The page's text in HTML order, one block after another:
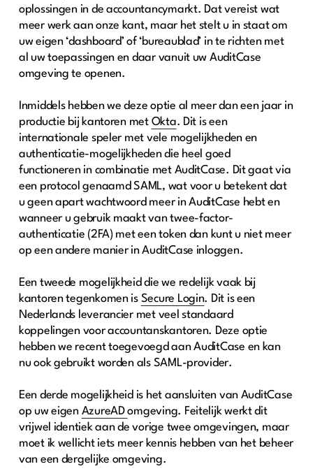
oplossingen in de accountancymarkt. Dat vereist wat
meer werk aan onze kant, maar het stelt u in staat om
uw eigen ‘dashboard’ of ‘bureaublad’ in te richten met
al uw toepassingen en daar vanuit uw AuditCase
omgeving te openen.
Inmiddels hebben we deze optie al meer dan een jaar in
productie bij kantoren met Okta. Dit is een
internationale speler met vele mogelijkheden en
authenticatie-mogelijkheden die heel goed
functioneren in combinatie met AuditCase. Dit gaat via
een protocol genaamd SAML, wat voor u betekent dat
u geen apart wachtwoord meer in AuditCase hebt en
wanneer u gebruik maakt van twee-factor-
authenticatie (2FA) met een token dan kunt u niet meer
op een andere manier in AuditCase inloggen.
Een tweede mogelijkheid die we redelijk vaak bij
kantoren tegenkomen is Secure Login. Dit is een
Nederlands leverancier met veel standaard
koppelingen voor accountanskantoren. Deze optie
hebben we recent toegevoegd aan AuditCase en kan
nu ook gebruikt worden als SAML-provider.
Een derde mogelijkheid is het aansluiten van AuditCase
op uw eigen AzureADomgeving. Feitelijk werkt dit
vrijwel identiek aan de vorige twee omgevingen, maar
moet ik wellicht iets meer kennis hebben van het beheer
van een dergelijke omgeving.